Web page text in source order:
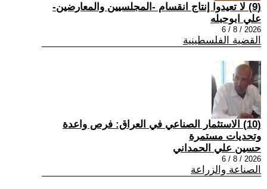
(9) لا تعيدوا إنتاج انقسام -المجلسيين والمعارضين-
علي ابوحبله
2026 / 8 / 6
القضية الفلسطينية
(10) الاستثمار الصناعي في العراق: فرص واعدة
وتحديات مستمرة
حسين علي الحمداني
2026 / 8 / 6
الصناعة والزراعة